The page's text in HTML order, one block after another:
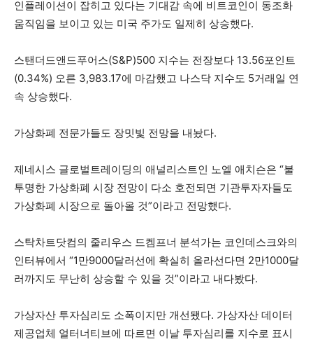
인플레이션이 잡히고 있다는 기대감 속에 비트코인이 동조화
움직임을 보이고 있는 미국 주가도 일제히 상승했다.
스탠더드앤드푸어스(S&P)500 지수는 전장보다 13.56포인트
(0.34%) 오른 3,983.17에 마감했고 나스닥 지수도 5거래일 연
속 상승했다.
가상화폐 전문가들도 장밋빛 전망을 내놨다.
제네시스 글로벌트레이딩의 애널리스트인 노엘 애치슨은 “불
투명한 가상화폐 시장 전망이 다소 호전되면 기관투자자들도
가상화폐 시장으로 돌아올 것”이라고 전망했다.
스탁차트닷컴의 줄리우스 드켐프너 분석가는 코인데스크와의
인터뷰에서 “1만9000달러선에 확실히 올라선다면 2만1000달
러까지도 무난히 상승할 수 있을 것”이라고 내다봤다.
가상자산 투자심리도 소폭이지만 개선됐다. 가상자산 데이터
제공업체 얼터너티브에 따르면 이날 투자심리를 지수로 표시